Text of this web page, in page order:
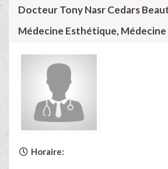
Docteur Tony Nasr Cedars
Médecine Esthétique,
Horaire: